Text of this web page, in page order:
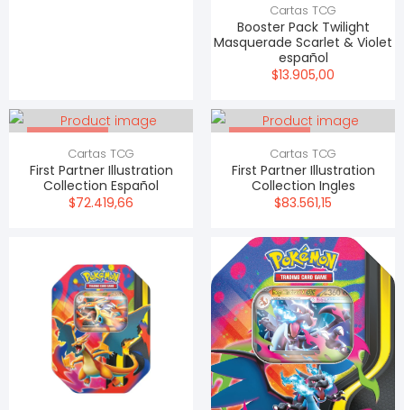
Cartas TCG
Booster Pack Twilight
Masquerade Scarlet & Violet
español
$13.905,00
Sin stock
Cartas TCG
First Partner Illustration
Collection Español
$72.419,66
Sin stock
Cartas TCG
First Partner Illustration
Collection Ingles
$83.561,15